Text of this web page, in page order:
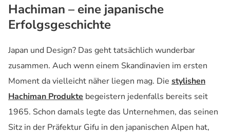
Hachiman – eine japanische
Erfolgsgeschichte
Japan und Design? Das geht tatsächlich wunderbar
zusammen. Auch wenn einem Skandinavien im ersten
Moment da vielleicht näher liegen mag. Die stylishen
Hachiman Produkte begeistern jedenfalls bereits seit
1965. Schon damals legte das Unternehmen, das seinen
Sitz in der Präfektur Gifu in den japanischen Alpen hat,